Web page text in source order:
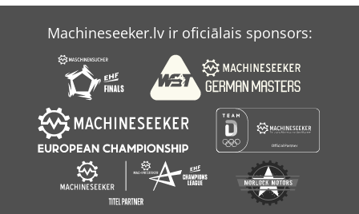
Machineseeker.lv ir oficiālais sponsors: